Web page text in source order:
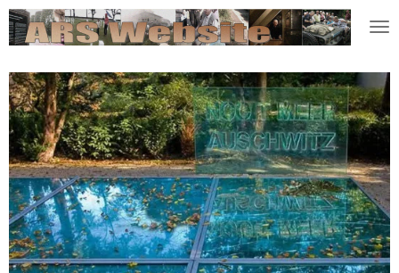
Ga
direct
de
hoofdinhoud